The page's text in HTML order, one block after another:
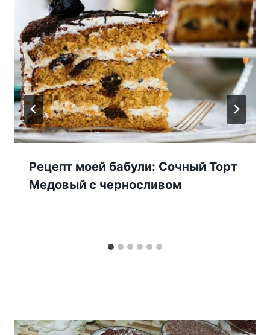
Рецепт моей бабули: Сочный Торт
Медовый с черносливом